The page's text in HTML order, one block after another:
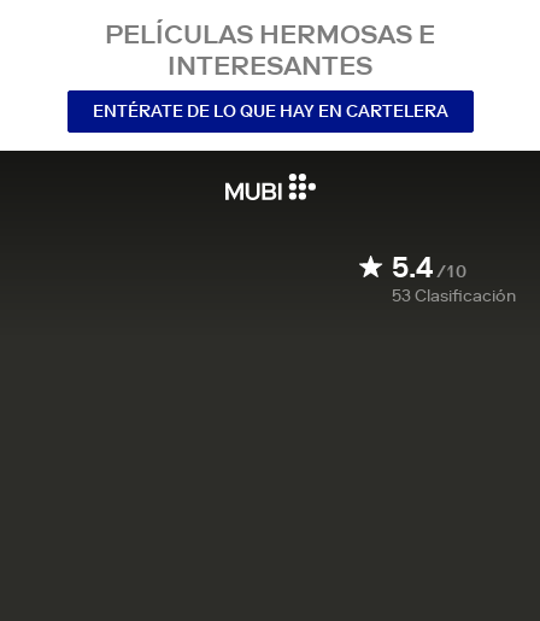
PELÍCULAS HERMOSAS E
INTERESANTES
ENTÉRATE DE LO QUE HAY EN CARTELERA
5.4/10
53Clasificación